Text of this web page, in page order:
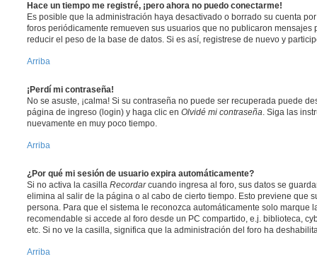
Hace un tiempo me registré, ¡pero ahora no puedo conectarme!
Es posible que la administración haya desactivado o borrado su cuenta
foros periódicamente remueven sus usuarios que no publicaron mensajes
reducir el peso de la base de datos. Si es así, registrese de nuevo y
Arriba
¡Perdí mi contraseña!
No se asuste, ¡calma! Si su contraseña no puede ser recuperada puede
página de ingreso (login) y haga clic en Olvidé mi contraseña. Siga las
nuevamente en muy poco tiempo.
Arriba
¿Por qué mi sesión de usuario expira automáticamente?
Si no activa la casilla Recordarcuando ingresa al foro, sus datos se
elimina al salir de la página o al cabo de cierto tiempo. Esto previene que
persona. Para que el sistema le reconozca automáticamente solo marque
recomendable si accede al foro desde un PC compartido, e.j. biblioteca,
etc. Si no ve la casilla, significa que la administración del foro ha
Arriba